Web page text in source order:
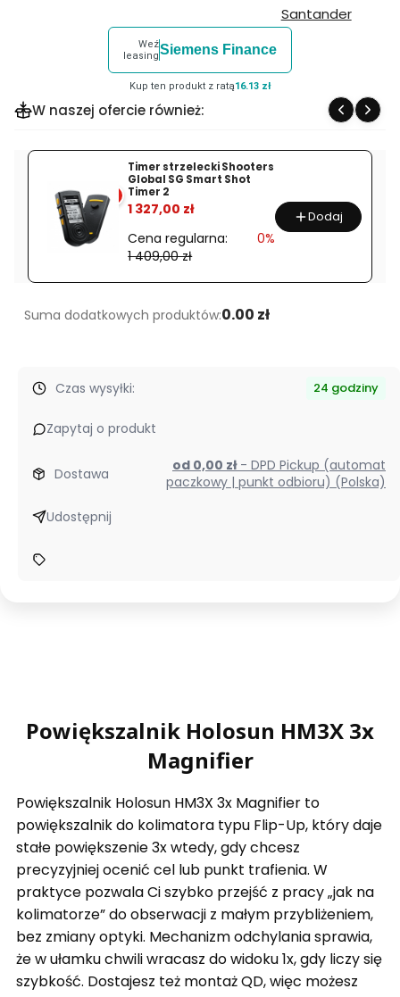
Powiększalnik
HM3X
&
QD
Weź
leasingSiemens Finance
Kup ten produkt z ratą16.13 zł
W naszej ofercie również:
%
Timer strzelecki Shooters
Global SG Smart Shot
Timer 2
1 327,00 zł
Cena regularna:
1 409,00 zł
0%
Dodaj
Suma dodatkowych produktów:0.00 zł
Czas wysyłki: 24 godziny
Zapytaj o produkt
Dostawa od 0,00 zł - DPD Pickup (automat
paczkowy | punkt odbioru) (Polska)
Udostępnij
Powiększalnik Holosun HM3X 3x
Magnifier
Powiększalnik Holosun HM3X 3x Magnifier to
powiększalnik do kolimatora typu Flip-Up, który daje
stałe powiększenie 3x wtedy, gdy chcesz
precyzyjniej ocenić cel lub punkt trafienia. W
praktyce pozwala Ci szybko przejść z pracy „jak na
kolimatorze” do obserwacji z małym przybliżeniem,
bez zmiany optyki. Mechanizm odchylania sprawia,
że w ułamku chwili wracasz do widoku 1x, gdy liczy się
szybkość. Dostajesz też montaż QD, więc możesz